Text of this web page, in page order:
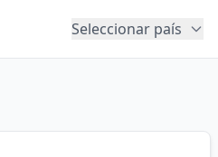
Seleccionar país